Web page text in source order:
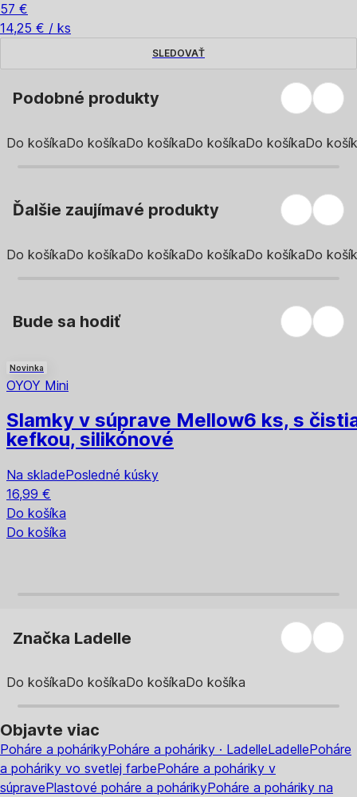
57 €
14,25 € / ks
SLEDOVAŤ
Podobné produkty
Do košíkaDo košíkaDo košíkaDo košíkaDo košíkaDo
Ďalšie zaujímavé produkty
Do košíkaDo košíkaDo košíkaDo košíkaDo košíkaDo
Bude sa hodiť
Novinka
OYOY Mini
Slamky v súprave Mellow6 ks, s
kefkou, silikónové
Na skladePosledné kúsky
16,99 €
Do košíka
Do košíka
Značka Ladelle
Do košíkaDo košíkaDo košíkaDo košíka
Objavte viac
Poháre a pohárikyPoháre a poháriky · LadelleLadellePoháre
a poháriky vo svetlej farbePoháre a poháriky v
súpravePlastové poháre a pohárikyPoháre a poháriky na